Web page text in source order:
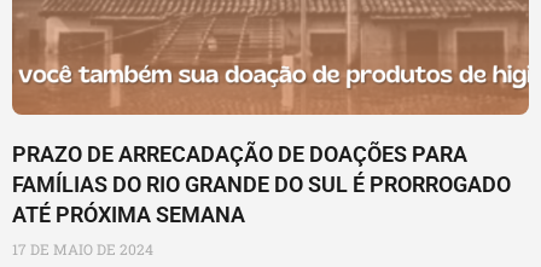
PRAZO DE ARRECADAÇÃO DE DOAÇÕES PARA
FAMÍLIAS DO RIO GRANDE DO SUL É PRORROGADO
ATÉ PRÓXIMA SEMANA
17 DE MAIO DE 2024